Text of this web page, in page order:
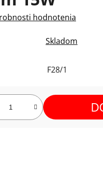
hodnotenia
Skladom
F28/1